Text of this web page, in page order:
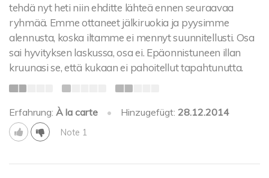
tehdä nyt heti niin ehditte lähteä ennen seuraavaa
ryhmää. Emme ottaneet jälkiruokia ja pyysimme
alennusta, koska iltamme ei mennyt suunnitellusti. Osa
sai hyvityksen laskussa, osa ei. Epäonnistuneen illan
kruunasi se, että kukaan ei pahoitellut tapahtunutta.
Erfahrung: À la carte • Hinzugefügt: 28.12.2014
Note 1